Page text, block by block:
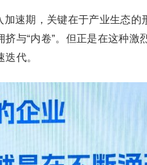
速期，关键在于产业生态的
与“内卷”。但正是在这种激
代。